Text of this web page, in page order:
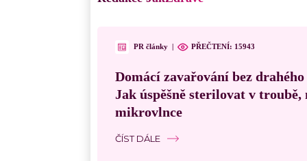
PR články PŘEČTENÍ: 15943
Domácí zavařování bez
Jak úspěšně sterilovat v troubě,
mikrovlnce
ČÍST DÁLE